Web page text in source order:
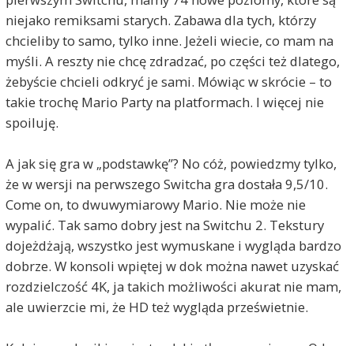
niejako remiksami starych. Zabawa dla tych, którzy
chcieliby to samo, tylko inne. Jeżeli wiecie, co mam na
myśli. A reszty nie chcę zdradzać, po części też dlatego,
żebyście chcieli odkryć je sami. Mówiąc w skrócie – to
takie trochę Mario Party na platformach. I więcej nie
spoiluję.
A jak się gra w „podstawkę”? No cóż, powiedzmy tylko,
że w wersji na perwszego Switcha gra dostała 9,5/10.
Come on, to dwuwymiarowy Mario. Nie może nie
wypalić. Tak samo dobry jest na Switchu 2. Tekstury
dojeżdżają, wszystko jest wymuskane i wygląda bardzo
dobrze. W konsoli wpiętej w dok można nawet uzyskać
rozdzielczość 4K, ja takich możliwości akurat nie mam,
ale uwierzcie mi, że HD też wygląda prześwietnie.